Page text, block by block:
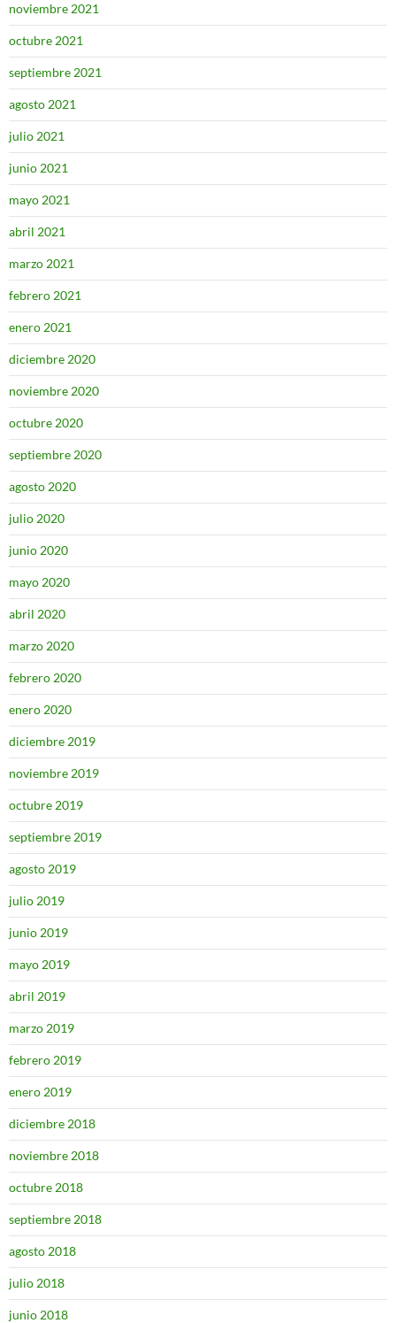
noviembre 2021
octubre 2021
septiembre 2021
agosto 2021
julio 2021
junio 2021
mayo 2021
abril 2021
marzo 2021
febrero 2021
enero 2021
diciembre 2020
noviembre 2020
octubre 2020
septiembre 2020
agosto 2020
julio 2020
junio 2020
mayo 2020
abril 2020
marzo 2020
febrero 2020
enero 2020
diciembre 2019
noviembre 2019
octubre 2019
septiembre 2019
agosto 2019
julio 2019
junio 2019
mayo 2019
abril 2019
marzo 2019
febrero 2019
enero 2019
diciembre 2018
noviembre 2018
octubre 2018
septiembre 2018
agosto 2018
julio 2018
junio 2018